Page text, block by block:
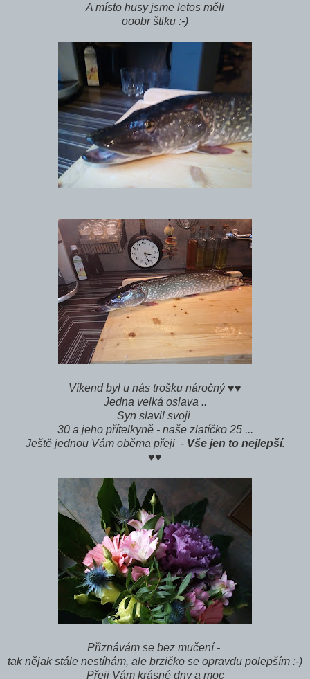
A místo husy jsme letos měli
ooobr štiku :-)
Víkend byl u nás trošku náročný ♥♥
Jedna velká oslava ..
Syn slavil svoji
30 a jeho přítelkyně - naše zlatíčko 25 ...
Ještě jednou Vám oběma přeji -Vše jen to nejlepší.
♥♥
Přiznávám se bez mučení -
tak nějak stále nestíhám, ale brzičko se opravdu polepším :-)
Přeji Vám krásné dny a moc